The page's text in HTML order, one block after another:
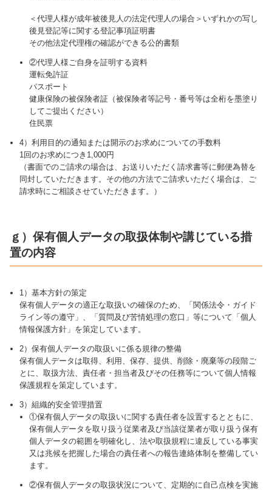
＜代理人様が成年被後見人の法定代理人の場合＞いずれかの写し
後見登記等に関する登記事項証明書
その他法定代理権の確認ができる公的書類
②代理人様ご自身を証明する資料
運転免許証
パスポート
健康保険の被保険者証（被保険者等記号・番号等は全桁を墨塗り
してご提出ください）
住民票
4）利用目的の通知または開示のお求めについての手数料
1回のお求めにつき1,000円
（書面でのご請求の場合は、お送りいただく請求書等に郵便為替を
同封していただきます。その他の方法でご請求いただく場合は、ご
請求時にご相談させていただきます。）
ｇ）保有個人データの取扱体制や講じている措
置の内容
1）基本方針の策定
保有個人データの適正な取扱いの確保のため、「関係法令・ガイド
ライン等の遵守」、「質問及び苦情処理の窓口」等について「個人
情報保護方針」を策定しています。
2）保有個人データの取扱いに係る規律の整備
保有個人データは取得、利用、保存、提供、削除・廃棄等の段階ご
とに、取扱方法、責任者・担当者及びその任務等について個人情報
保護規程を策定しています。
3）組織的安全管理措置
①保有個人データの取扱いに関する責任者を設置するとともに、
保有個人データを取り扱う従業者及び当該従業者が取り扱う保有
個人データの範囲を明確化し、法や取扱規程に違反している事実
又は兆候を把握した場合の責任者への報告連絡体制を整備してい
ます。
②保有個人データの取扱状況について、定期的に自己点検を実施